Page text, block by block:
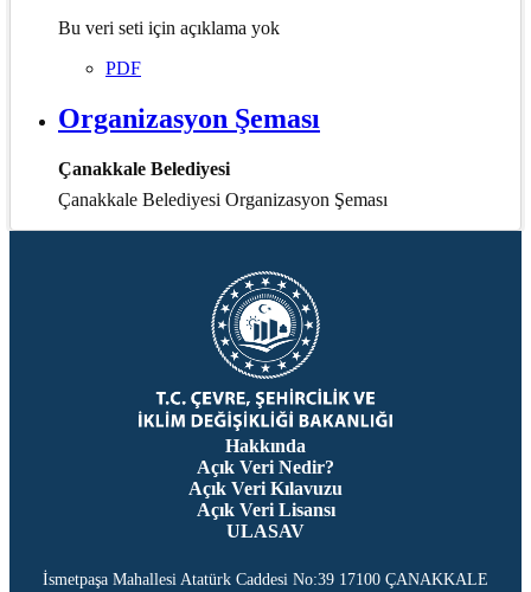
Bu veri seti için açıklama yok
PDF
Organizasyon Şeması
Çanakkale Belediyesi
Çanakkale Belediyesi Organizasyon Şeması
Hakkında
Açık Veri Nedir?
Açık Veri Kılavuzu
Açık Veri Lisansı
ULASAV
İsmetpaşa Mahallesi Atatürk Caddesi No:39 17100 ÇANAKKALE